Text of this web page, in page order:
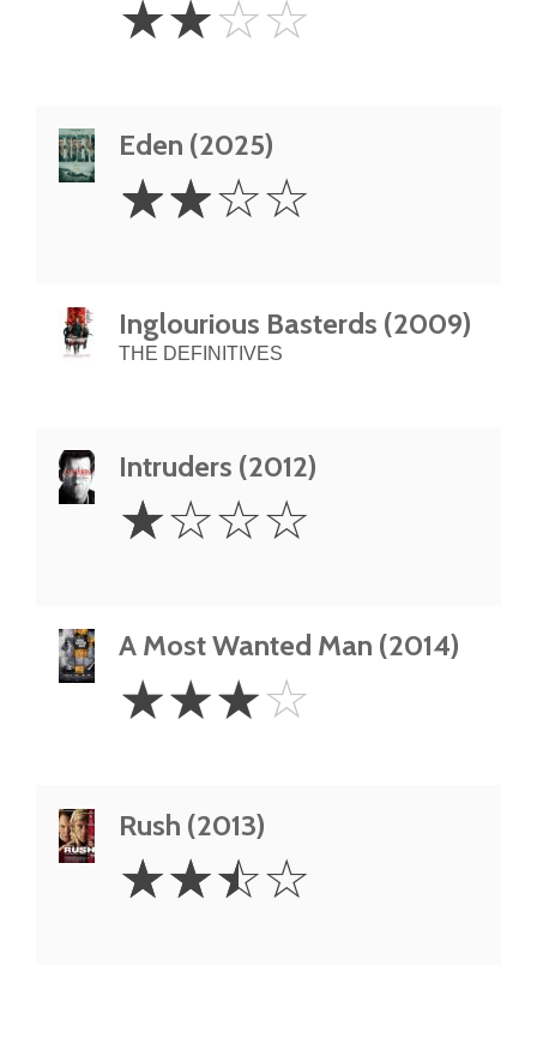
Stars
☆☆☆☆
Eden (2025)
Stars
☆☆☆☆
Inglourious Basterds (2009)
THE DEFINITIVES
Intruders (2012)
Star
☆☆☆☆
A Most Wanted Man (2014)
Stars
☆☆☆☆
Rush (2013)
2.5
Stars
☆☆☆☆